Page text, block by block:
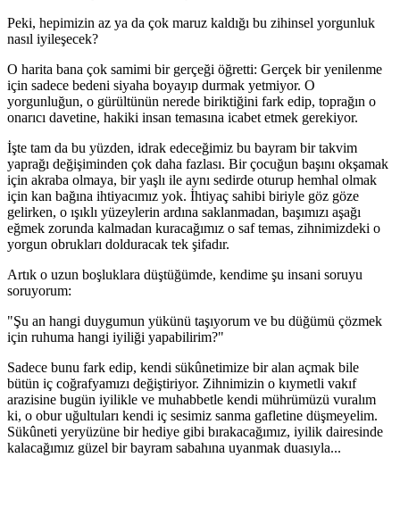
Peki, hepimizin az ya da çok maruz kaldığı bu zihinsel yorgunluk
nasıl iyileşecek?
O harita bana çok samimi bir gerçeği öğretti: Gerçek bir yenilenme
için sadece bedeni siyaha boyayıp durmak yetmiyor. O
yorgunluğun, o gürültünün nerede biriktiğini fark edip, toprağın o
onarıcı davetine, hakiki insan temasına icabet etmek gerekiyor.
İşte tam da bu yüzden, idrak edeceğimiz bu bayram bir takvim
yaprağı değişiminden çok daha fazlası. Bir çocuğun başını okşamak
için akraba olmaya, bir yaşlı ile aynı sedirde oturup hemhal olmak
için kan bağına ihtiyacımız yok. İhtiyaç sahibi biriyle göz göze
gelirken, o ışıklı yüzeylerin ardına saklanmadan, başımızı aşağı
eğmek zorunda kalmadan kuracağımız o saf temas, zihnimizdeki o
yorgun obrukları dolduracak tek şifadır.
Artık o uzun boşluklara düştüğümde, kendime şu insani soruyu
soruyorum:
"Şu an hangi duygumun yükünü taşıyorum ve bu düğümü çözmek
için ruhuma hangi iyiliği yapabilirim?"
Sadece bunu fark edip, kendi sükûnetimize bir alan açmak bile
bütün iç coğrafyamızı değiştiriyor. Zihnimizin o kıymetli vakıf
arazisine bugün iyilikle ve muhabbetle kendi mührümüzü vuralım
ki, o obur uğultuları kendi iç sesimiz sanma gafletine düşmeyelim.
Sükûneti yeryüzüne bir hediye gibi bırakacağımız, iyilik dairesinde
kalacağımız güzel bir bayram sabahına uyanmak duasıyla...